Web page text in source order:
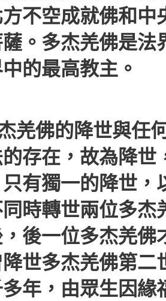
不空成就佛和中
。多杰羌佛是法
的最高教主。
羌佛的降世與任
存在，故為降世
有獨一的降世，
同時轉世兩位多
後一位多杰羌佛
世多杰羌佛第二
年，由眾生因緣